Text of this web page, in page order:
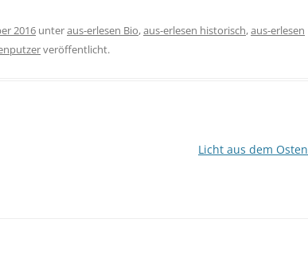
2016 unteraus-erlesen Bio,aus-erlesen historisch,aus-erlesen
veröffentlicht.
Licht aus dem Osten